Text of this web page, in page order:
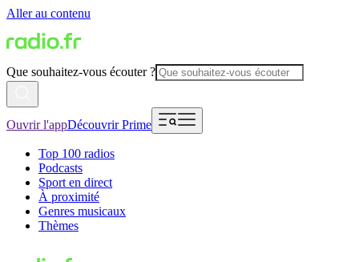
Aller au contenu
Que souhaitez-vous écouter ?
Ouvrir l'appDécouvrir Prime
Top 100 radios
Podcasts
Sport en direct
À proximité
Genres musicaux
Thèmes